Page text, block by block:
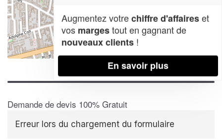
Leaflet| Map data ©OpenStreetMap contributors,CC-BY-SA
Demande de devis 100% Gratuit
Erreur lors du chargement du formulaire
Augmentez votrechiffre d'affaireset
vos margestout en gagnant de
nouveaux clients !
En savoir plus